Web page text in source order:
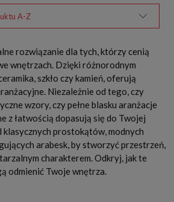
A-Z
rozwiązanie dla tych, którzy cenią
wnętrzach. Dzięki różnorodnym
szkło czy kamień, oferują
Niezależnie od tego, czy
wzory, czy pełne blasku aranżacje
z łatwością dopasują się do Twojej
prostokątów, modnych
arabesk, by stworzyć przestrzeń,
charakterem. Odkryj, jak te
odmienić Twoje wnętrza.